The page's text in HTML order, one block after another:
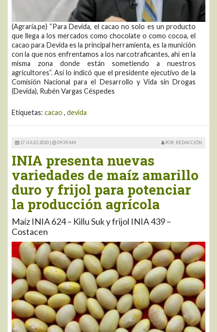
(Agraria.pe) “Para Devida, el cacao no solo es un producto
que llega a los mercados como chocolate o como cocoa, el
cacao para Devida es la principal herramienta, es la munición
con la que nos enfrentamos a los narcotraficantes, ahí en la
misma zona donde están sometiendo a nuestros
agricultores”. Así lo indicó que el presidente ejecutivo de la
Comisión Nacional para el Desarrollo y Vida sin Drogas
(Devida), Rubén Vargas Céspedes
Etiquetas: cacao , devida
17 JULIO 2020 | 09:29 AM POR: REDACCIÓN
INIA presenta nuevas
variedades de maíz amarillo
duro y frijol para potenciar
la producción agrícola
Maíz INIA 624 – Killu Suk y frijol INIA 439 –
Costacen